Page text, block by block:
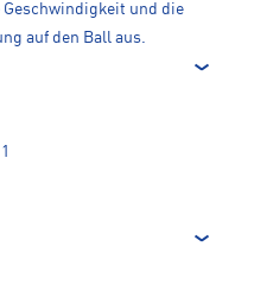
und die
auf den Ball aus.